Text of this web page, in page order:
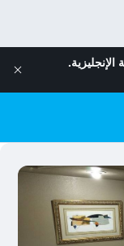
الإنجليزية.